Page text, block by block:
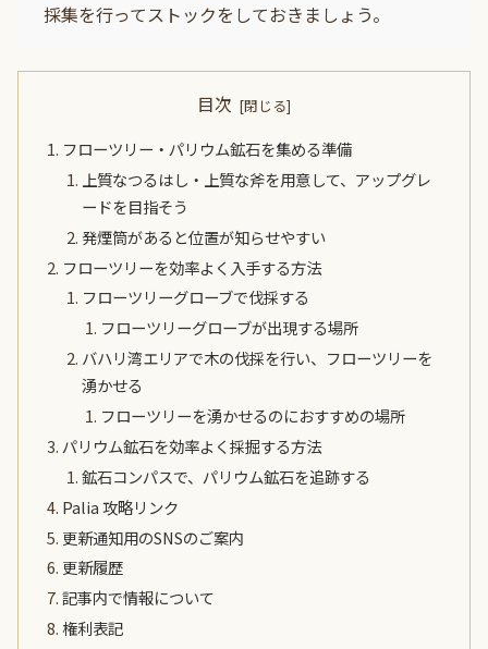
採集を行ってストックをしておきましょう。
目次
フローツリー・パリウム鉱石を集める準備
上質なつるはし・上質な斧を用意して、アップグレ
ードを目指そう
発煙筒があると位置が知らせやすい
フローツリーを効率よく入手する方法
フローツリーグローブで伐採する
フローツリーグローブが出現する場所
バハリ湾エリアで木の伐採を行い、フローツリーを
湧かせる
フローツリーを湧かせるのにおすすめの場所
パリウム鉱石を効率よく採掘する方法
鉱石コンパスで、パリウム鉱石を追跡する
Palia 攻略リンク
更新通知用のSNSのご案内
更新履歴
記事内で情報について
権利表記